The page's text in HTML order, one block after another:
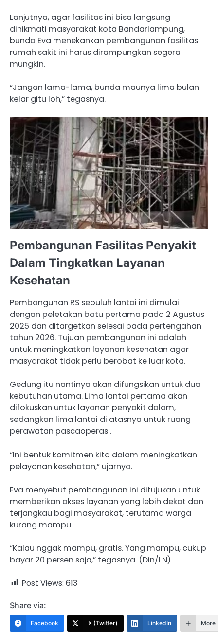
Lanjutnya, agar fasilitas ini bisa langsung
dinikmati masyarakat kota Bandarlampung,
bunda Eva menekankan pembangunan fasilitas
rumah sakit ini harus dirampungkan segera
mungkin.
“Jangan lama-lama, bunda maunya lima bulan
kelar gitu loh,” tegasnya.
Pembangunan Fasilitas Penyakit
Dalam Tingkatkan Layanan
Kesehatan
Pembangunan RS sepuluh lantai ini dimulai
dengan peletakan batu pertama pada 2 Agustus
2025 dan ditargetkan selesai pada pertengahan
tahun 2026. Tujuan pembangunan ini adalah
untuk meningkatkan layanan kesehatan agar
masyarakat tidak perlu berobat ke luar kota.
Gedung itu nantinya akan difungsikan untuk dua
kebutuhan utama. Lima lantai pertama akan
difokuskan untuk layanan penyakit dalam,
sedangkan lima lantai di atasnya untuk ruang
perawatan pascaoperasi.
“Ini bentuk komitmen kita dalam meningkatkan
pelayanan kesehatan,” ujarnya.
Eva menyebut pembangunan ini ditujukan untuk
memberikan akses layanan yang lebih dekat dan
terjangkau bagi masyarakat, terutama warga
kurang mampu.
“Kalau nggak mampu, gratis. Yang mampu, cukup
bayar 20 persen saja,” tegasnya. (Din/LN)
Post Views: 613
Share via:
Facebook X (Twitter) LinkedIn More